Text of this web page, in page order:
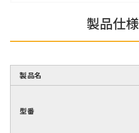
製品仕様
製品名
型番